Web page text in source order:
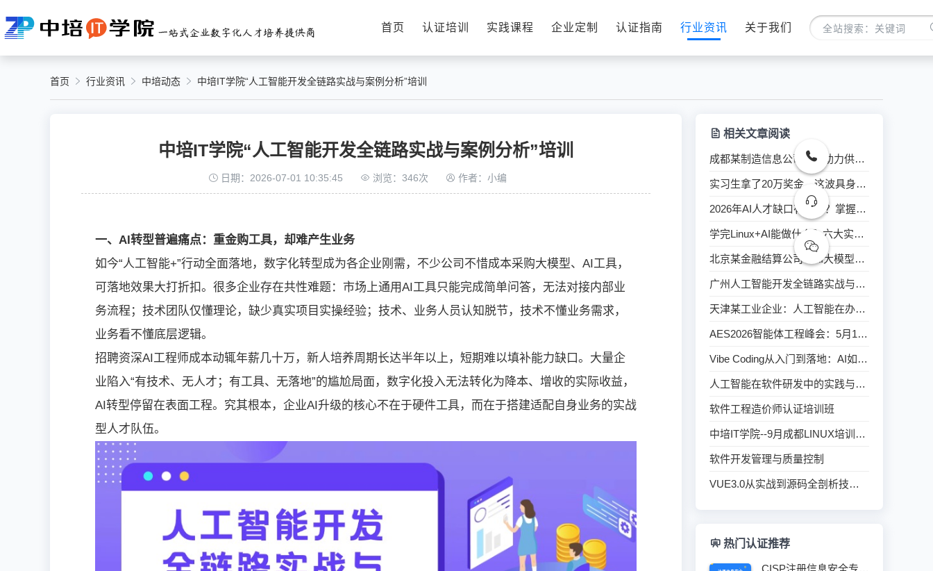
首页 认证培训 实践课程 企业定制 认证指南 行业资讯 关于我们
首页 行业资讯 中培动态 中培IT学院“人工智能开发全链路实战与案例分析”培训
中培IT学院“人工智能开发全链路实战与案例分析”培训
日期：2026-07-01 10:35:45 浏览：346次 作者：小编
一、AI转型普遍痛点：重金购工具，却难产生业务
如今“人工智能+”行动全面落地，数字化转型成为各企业刚需，不少公司不惜成本采购大模型、AI工具，
可落地效果大打折扣。很多企业存在共性难题：市场上通用AI工具只能完成简单问答，无法对接内部业
务流程；技术团队仅懂理论，缺少真实项目实操经验；技术、业务人员认知脱节，技术不懂业务需求，
业务看不懂底层逻辑。
招聘资深AI工程师成本动辄年薪几十万，新人培养周期长达半年以上，短期难以填补能力缺口。大量企
业陷入“有技术、无人才；有工具、无落地”的尴尬局面，数字化投入无法转化为降本、增收的实际收益，
AI转型停留在表面工程。究其根本，企业AI升级的核心不在于硬件工具，而在于搭建适配自身业务的实战
型人才队伍。
相关文章阅读
成都某制造信息公司：AI助力供应商质量管理系统提升训练培训
实习生拿了20万奖金，这波具身智能红利普通人怎么抓？
2026年AI人才缺口有多大？掌握Linux+AI工具链迎来黄金期
学完Linux+AI能做什么？六大实战应用场景全解析
北京某金融结算公司：AI大模型赋能研发场景创新培训
广州人工智能开发全链路实战与案例分析6月开课
天津某工业企业：人工智能在办公中的应用培训
AES2026智能体工程峰会：5月17日北京启幕，共赴巅峰盛宴
Vibe Coding从入门到落地：AI如何重构你的开发流程
人工智能在软件研发中的实践与应用
软件工程造价师认证培训班
中培IT学院--9月成都LINUX培训圆满收官
软件开发管理与质量控制
VUE3.0从实战到源码全剖析技术实战
热门认证推荐
CISP注册信息安全专业人员认证培训班